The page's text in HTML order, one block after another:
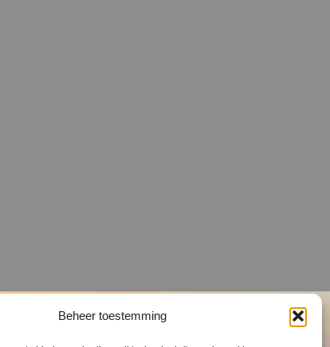
Beheer toestemming